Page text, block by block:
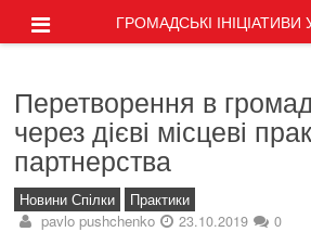
ГРОМАДСЬКІ ІНІЦІАТИВИ
Перетворення в
через дієві місцеві
партнерства
Новини Спілки Практики
pavlo pushchenko 23.10.2019
0